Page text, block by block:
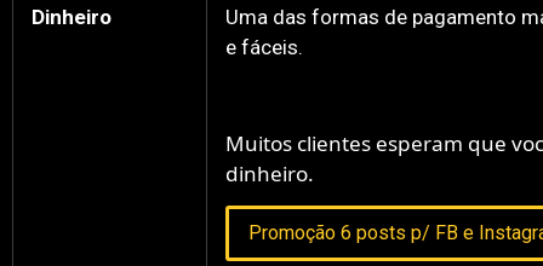
Dinheiro
Uma das formas de pagamento
e fáceis.
Muitos clientes esperam que
dinheiro.
Promoção 6 posts p/ FB e